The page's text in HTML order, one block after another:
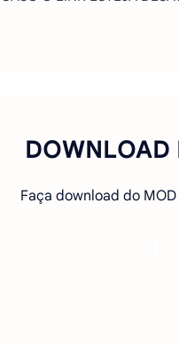
DOWNLOAD
Faça download do